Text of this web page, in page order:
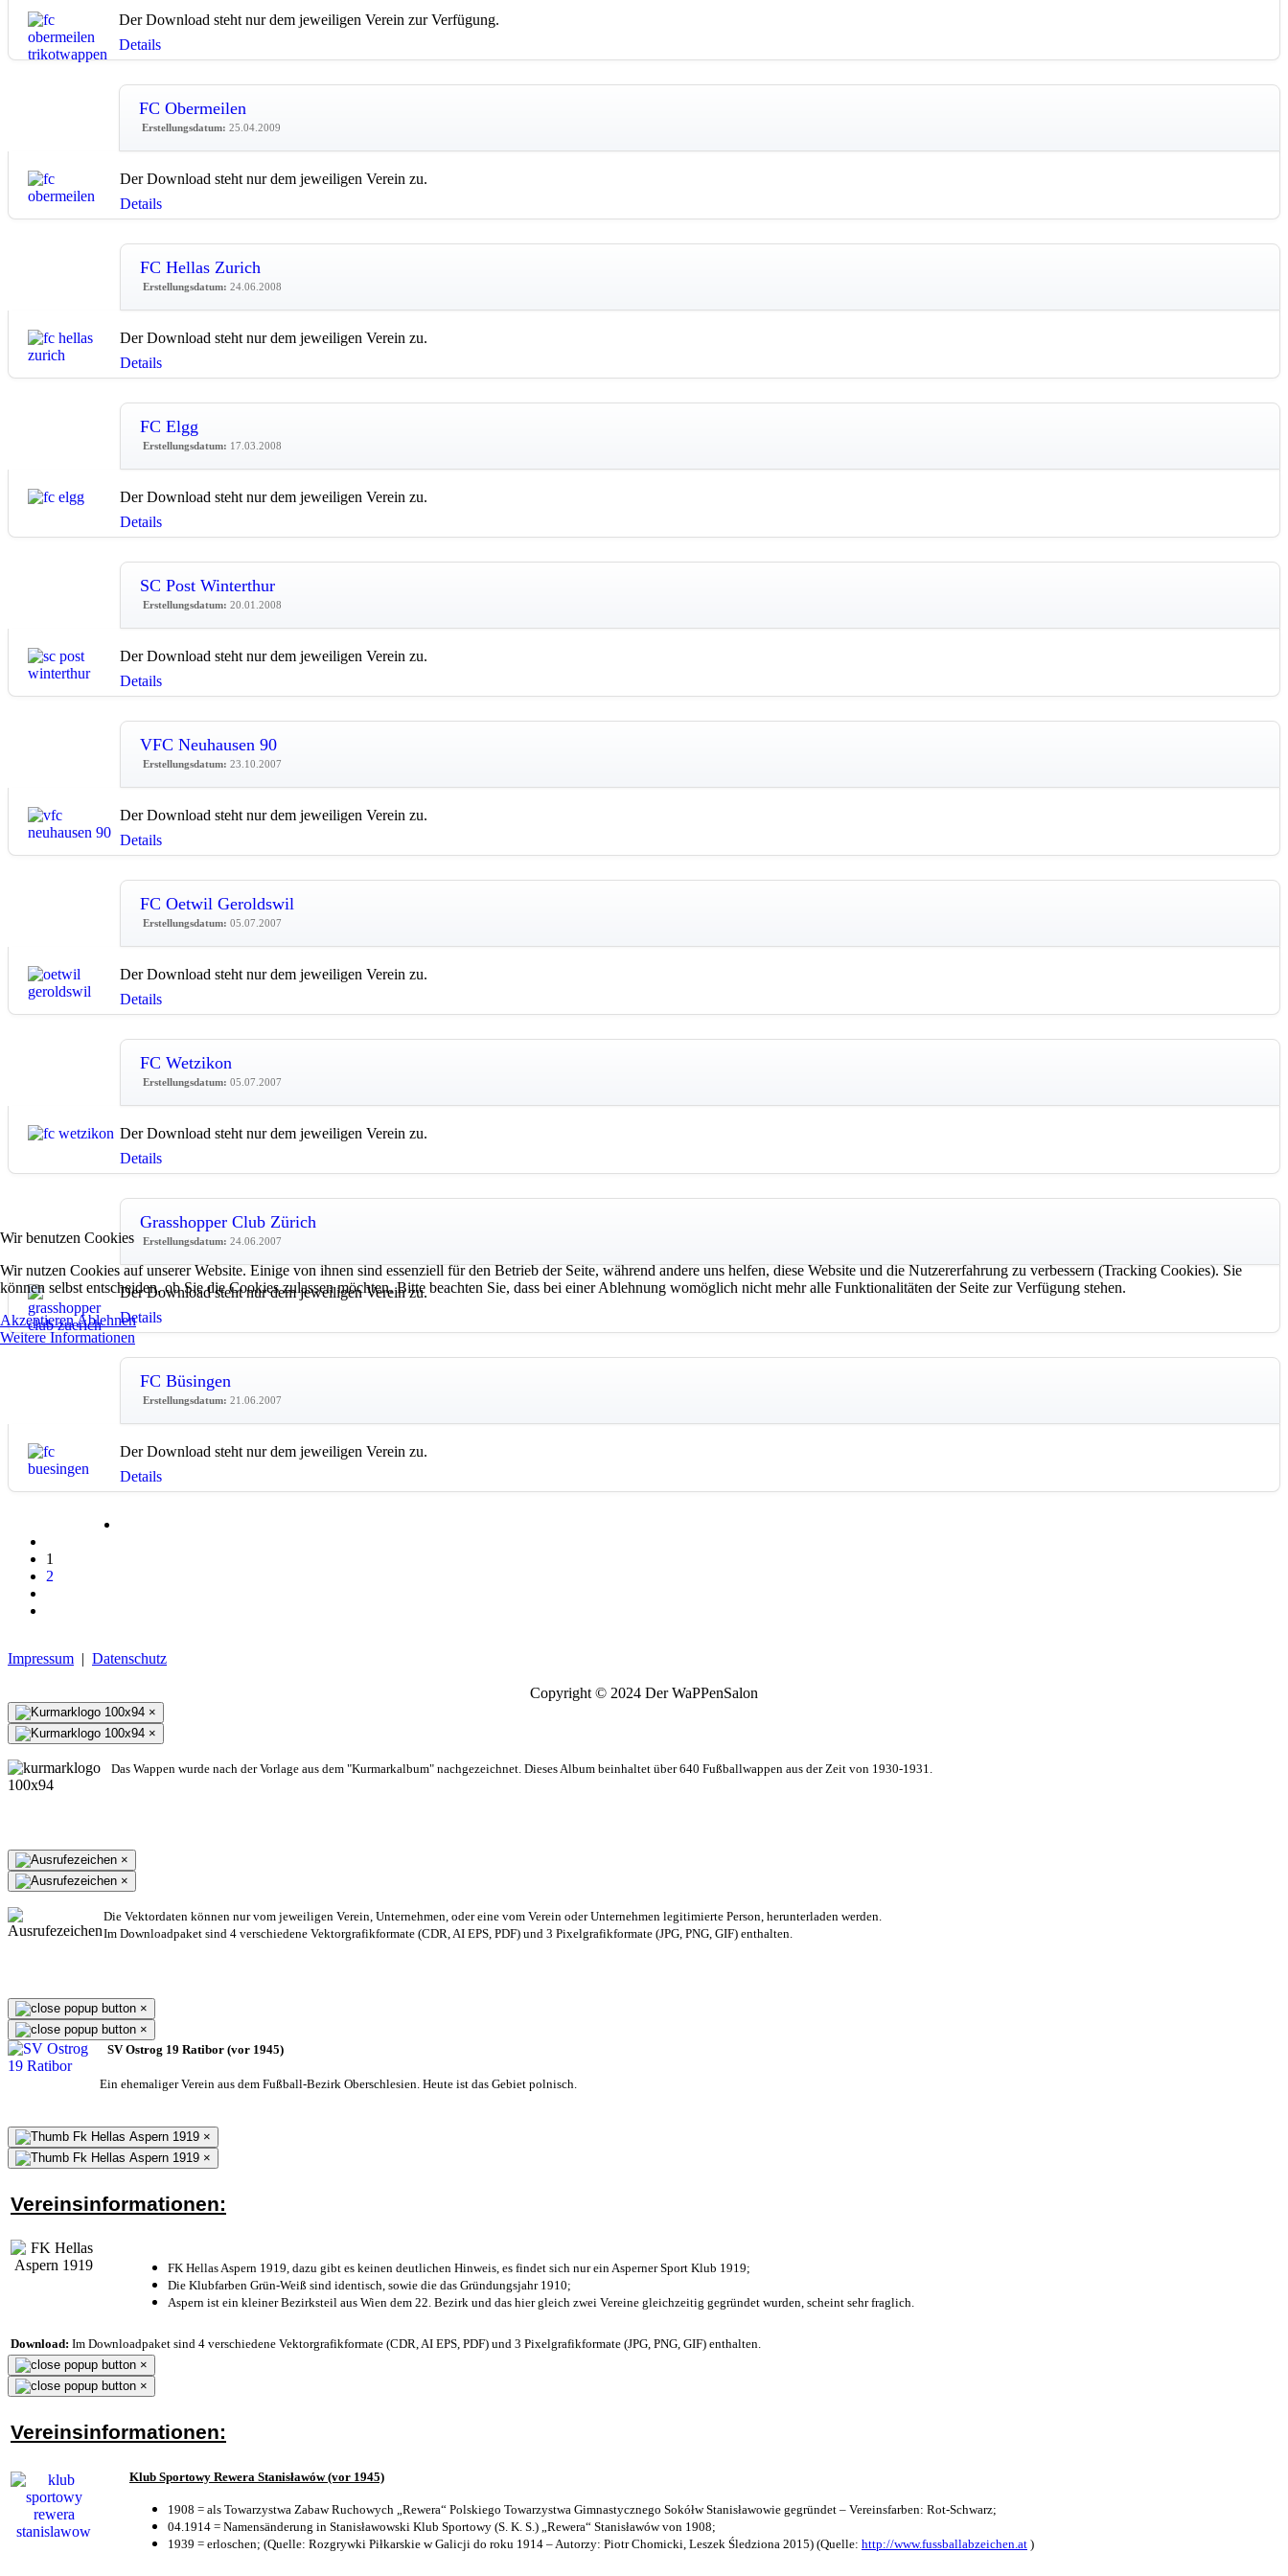
Der Download steht nur dem jeweiligen Verein zur Verfügung.
Details
FC Obermeilen
Erstellungsdatum: 25.04.2009
Der Download steht nur dem jeweiligen Verein zu.
Details
FC Hellas Zurich
Erstellungsdatum: 24.06.2008
Der Download steht nur dem jeweiligen Verein zu.
Details
FC Elgg
Erstellungsdatum: 17.03.2008
Der Download steht nur dem jeweiligen Verein zu.
Details
SC Post Winterthur
Erstellungsdatum: 20.01.2008
Der Download steht nur dem jeweiligen Verein zu.
Details
VFC Neuhausen 90
Erstellungsdatum: 23.10.2007
Der Download steht nur dem jeweiligen Verein zu.
Details
FC Oetwil Geroldswil
Erstellungsdatum: 05.07.2007
Der Download steht nur dem jeweiligen Verein zu.
Details
FC Wetzikon
Erstellungsdatum: 05.07.2007
Der Download steht nur dem jeweiligen Verein zu.
Details
Grasshopper Club Zürich
Erstellungsdatum: 24.06.2007
Der Download steht nur dem jeweiligen Verein zu.
Details
FC Büsingen
Erstellungsdatum: 21.06.2007
Der Download steht nur dem jeweiligen Verein zu.
Details
1
2
Impressum | Datenschutz
Copyright © 2024 Der WaPPenSalon
Wir benutzen Cookies
Wir nutzen Cookies auf unserer Website. Einige von ihnen sind essenziell für den Betrieb der Seite, während andere uns helfen, diese Website und die Nutzererfahrung zu verbessern (Tracking Cookies). Sie
können selbst entscheiden, ob Sie die Cookies zulassen möchten. Bitte beachten Sie, dass bei einer Ablehnung womöglich nicht mehr alle Funktionalitäten der Seite zur Verfügung stehen.
AkzeptierenAblehnen
Weitere Informationen
×
×
Das Wappen wurde nach der Vorlage aus dem "Kurmarkalbum" nachgezeichnet. Dieses Album beinhaltet über 640 Fußballwappen aus der Zeit von 1930-1931.
×
×
Die Vektordaten können nur vom jeweiligen Verein, Unternehmen, oder eine vom Verein oder Unternehmen legitimierte Person, herunterladen werden.
Im Downloadpaket sind 4 verschiedene Vektorgrafikformate (CDR, AI EPS, PDF) und 3 Pixelgrafikformate (JPG, PNG, GIF) enthalten.
×
×
SV Ostrog 19 Ratibor (vor 1945)
Ein ehemaliger Verein aus dem Fußball-Bezirk Oberschlesien. Heute ist das Gebiet polnisch.
×
×
Vereinsinformationen:
FK Hellas Aspern 1919, dazu gibt es keinen deutlichen Hinweis, es findet sich nur ein Asperner Sport Klub 1919;
Die Klubfarben Grün-Weiß sind identisch, sowie die das Gründungsjahr 1910;
Aspern ist ein kleiner Bezirksteil aus Wien dem 22. Bezirk und das hier gleich zwei Vereine gleichzeitig gegründet wurden, scheint sehr fraglich.
Download: Im Downloadpaket sind 4 verschiedene Vektorgrafikformate (CDR, AI EPS, PDF) und 3 Pixelgrafikformate (JPG, PNG, GIF) enthalten.
×
×
Vereinsinformationen:
Klub Sportowy Rewera Stanisławów (vor 1945)
1908 = als Towarzystwa Zabaw Ruchowych „Rewera“ Polskiego Towarzystwa Gimnastycznego Sokółw Stanisławowie gegründet – Vereinsfarben: Rot-Schwarz;
04.1914 = Namensänderung in Stanisławowski Klub Sportowy (S. K. S.) „Rewera“ Stanisławów von 1908;
1939 = erloschen; (Quelle: Rozgrywki Piłkarskie w Galicji do roku 1914 – Autorzy: Piotr Chomicki, Leszek Śledziona 2015) (Quelle: http://www.fussballabzeichen.at )